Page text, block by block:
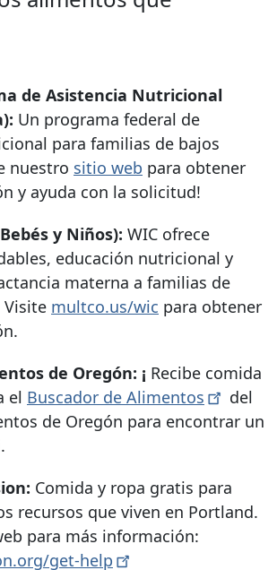
de Asistencia Nutricional
Un programa federal de
para familias de bajos
nuestro sitio web para obtener
y ayuda con la solicitud!
y Niños): WIC ofrece
educación nutricional y
materna a familias de
Visite multco.us/wic para obtener
de Oregón: ¡ Recibe comida
el Buscador de Alimentos
del
de Oregón para encontrar un
Comida y ropa gratis para
recursos que viven en Portland.
para más información:
get-help